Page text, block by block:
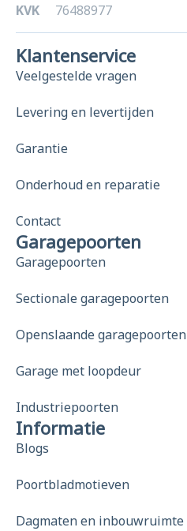
KVK 76488977
Klantenservice
Veelgestelde vragen
Levering en levertijden
Garantie
Onderhoud en reparatie
Contact
Garagepoorten
Garagepoorten
Sectionale garagepoorten
Openslaande garagepoorten
Garage met loopdeur
Industriepoorten
Informatie
Blogs
Poortbladmotieven
Dagmaten en inbouwruimte